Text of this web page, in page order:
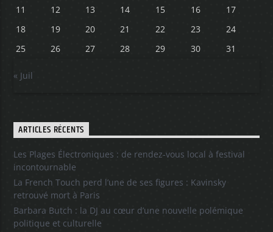
11
12 13 14 15 16
17
18
19 20 21 22 23
24
25
26 27 28 29 30 31
« Juil
ARTICLES RÉCENTS
Les Plages Électroniques : de rendez-vous local à festival
incontournable
La French Touch perd l’une de ses figures : Kavinsky
retrouvé mort à Paris
Barbara Butch : la DJ au cœur d’une nouvelle polémique
politique et culturelle